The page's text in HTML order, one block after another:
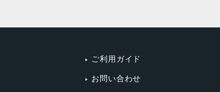
ご利用ガイド
お問い合わせ